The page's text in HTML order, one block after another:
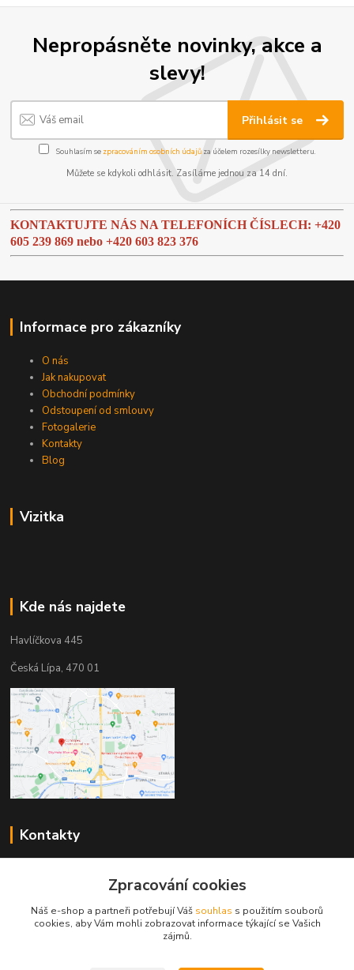
Nepropásněte novinky, akce a
slevy!
Přihlásit se
Souhlasím se zpracováním osobních údajůza účelem rozesílky newsletteru.
Můžete se kdykoli odhlásit. Zasíláme jednou za 14 dní.
KONTAKTUJTE NÁS NA TELEFONÍCH ČÍSLECH: +420
605 239 869 nebo+420 603 823 376
Informace pro zákazníky
O nás
Jak nakupovat
Obchodní podmínky
Odstoupení od smlouvy
Fotogalerie
Kontakty
Blog
Vizitka
Kde nás najdete
Havlíčkova 445
Česká Lípa, 470 01
Kontakty
+420 603 823 376
pelant@cgastro.cz
Zpracování cookies
Náš e-shop a partneři potřebují Váš souhlas s použitím souborů
cookies, aby Vám mohli zobrazovat informace týkající se Vašich
zájmů.